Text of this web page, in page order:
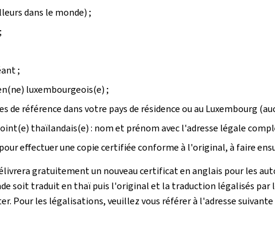
dans le monde) ;
;
luxembourgeois(e) ;
de référence dans votre pays de résidence ou au Luxembourg
thaïlandais(e) : nom et prénom avec l'adresse légale
effectuer une copie certifiée conforme à l'original, à faire
gratuitement un nouveau certificat en anglais pour les
soit traduit en thaï puis l'original et la traduction légalisés par
Pour les légalisations, veuillez vous référer à l'adresse suivante